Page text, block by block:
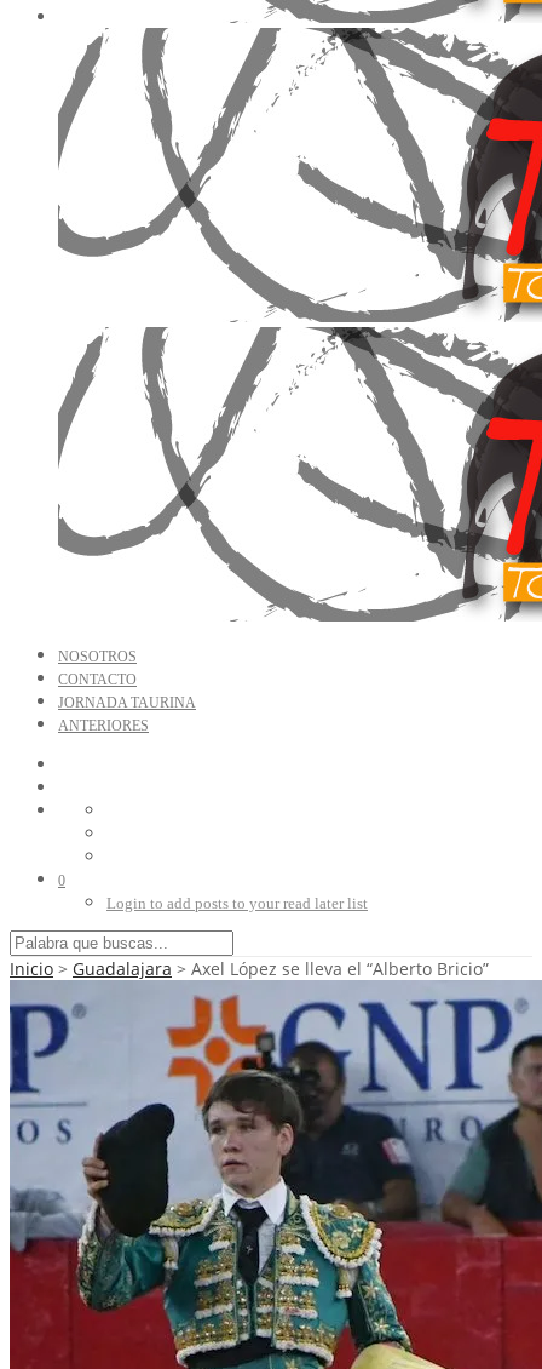
NOSOTROS
CONTACTO
JORNADA TAURINA
ANTERIORES
0
Login to add posts to your read later list
Inicio > Guadalajara > Axel López se lleva el “Alberto Bricio”